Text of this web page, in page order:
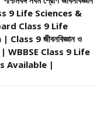
9 Life Sciences &
Class 9 Life
9 জীবনবিজ্ঞান ও
| WBBSE Class 9 Life
Available |